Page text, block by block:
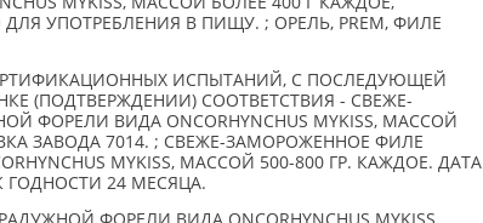
УПОТРЕБЛЕНИЯ В ПИЩУ. ; ОРЕЛЬ, PREM, ФИЛЕ
ИСПЫТАНИЙ, С ПОСЛЕДУЮЩЕЙ
(ПОДТВЕРЖДЕНИИ) СООТВЕТСТВИЯ - СВЕЖЕ-
ФОРЕЛИ ВИДА ONCORHYNCHUS MYKISS, МАССОЙ
ЗАВОДА 7014. ; СВЕЖЕ-ЗАМОРОЖЕННОЕ ФИЛЕ
MYKISS, МАССОЙ 500-800 ГР. КАЖДОЕ. ДАТА
ГОДНОСТИ 24 МЕСЯЦА.